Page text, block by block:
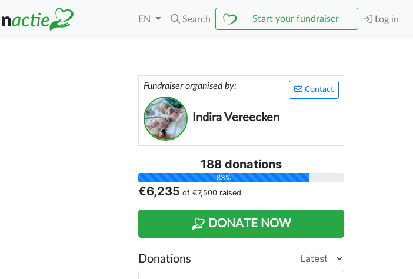
EN Search Start your fundraiser Log in
Contact
Fundraiser organised by:
Indira Vereecken
188 donations
83%
€6,235 of €7,500 raised
DONATE NOW
Donations